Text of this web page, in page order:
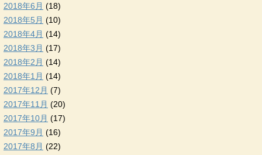
2018年6月 (18)
2018年5月 (10)
2018年4月 (14)
2018年3月 (17)
2018年2月 (14)
2018年1月 (14)
2017年12月 (7)
2017年11月 (20)
2017年10月 (17)
2017年9月 (16)
2017年8月 (22)